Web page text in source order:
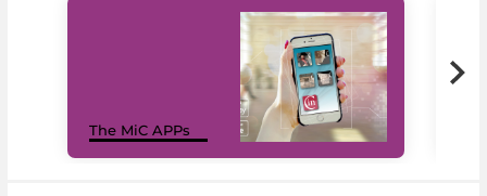
The MiC APPs